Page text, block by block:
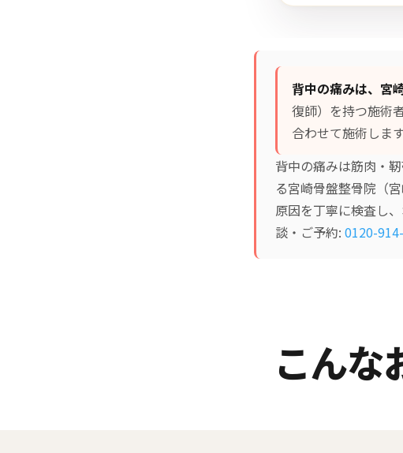
背中の痛みは、宮
復師）を持つ施術
合わせて施術しま
背中の痛みは筋肉・
る宮崎骨盤整骨院（
原因を丁寧に検査し
談・ご予約: 0120-
こんな